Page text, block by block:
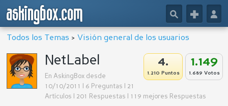
askingbox.com 👤
+
🔎
Todos los Temas > Visión general de los usuarios
1.149
1.689 Votos
4.
1.210 Puntos
NetLabel
En AskingBox desde
10/10/2011 | 6 Preguntas | 21
Artículos | 201 Respuestas | 119 mejores Respuestas